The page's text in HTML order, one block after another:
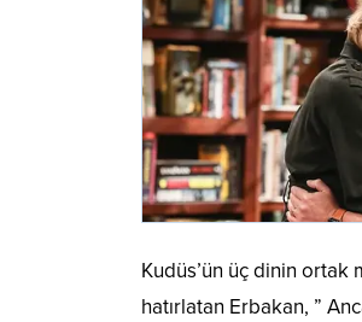
Kudüs’ün üç dinin ortak
hatırlatan Erbakan, ”